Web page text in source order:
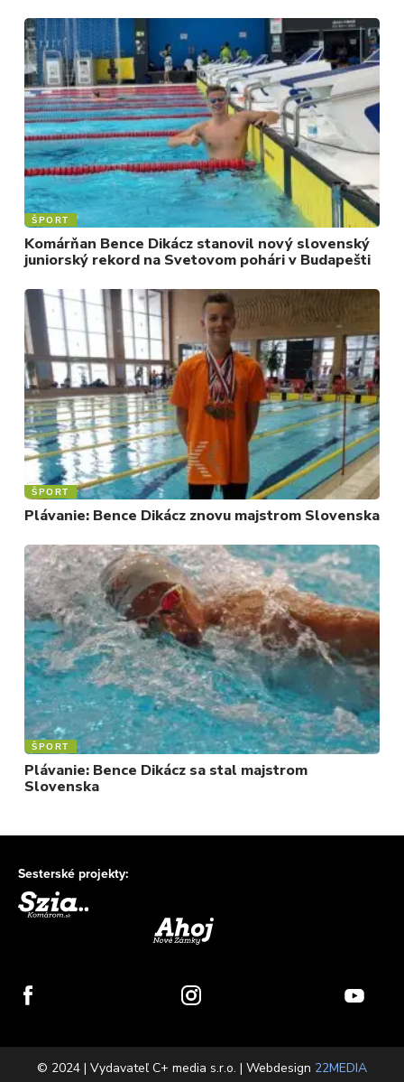
ŠPORT
Komárňan Bence Dikácz stanovil nový slovenský
juniorský rekord na Svetovom pohári v Budapešti
ŠPORT
Plávanie: Bence Dikácz znovu majstrom Slovenska
ŠPORT
Plávanie: Bence Dikácz sa stal majstrom
Slovenska
Sesterské projekty:
© 2024 | Vydavateľ C+ media s.r.o. | Webdesign 22MEDIA